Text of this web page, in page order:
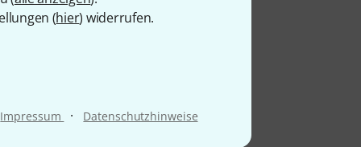
(hier) widerrufen.
Impressum · Datenschutzhinweise